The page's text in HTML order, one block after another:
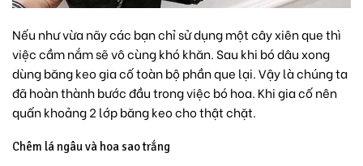
Nếu như vừa nãy các bạn chỉ sử dụng một cây xiên que thì
việc cầm nắm sẽ vô cùng khó khăn. Sau khi bó dâu xong
dùng băng keo gia cố toàn bộ phần que lại. Vậy là chúng ta
đã hoàn thành bước đầu trong việc bó hoa. Khi gia cố nên
quấn khoảng 2 lớp băng keo cho thật chặt.
Chêm lá ngâu và hoa sao trắng